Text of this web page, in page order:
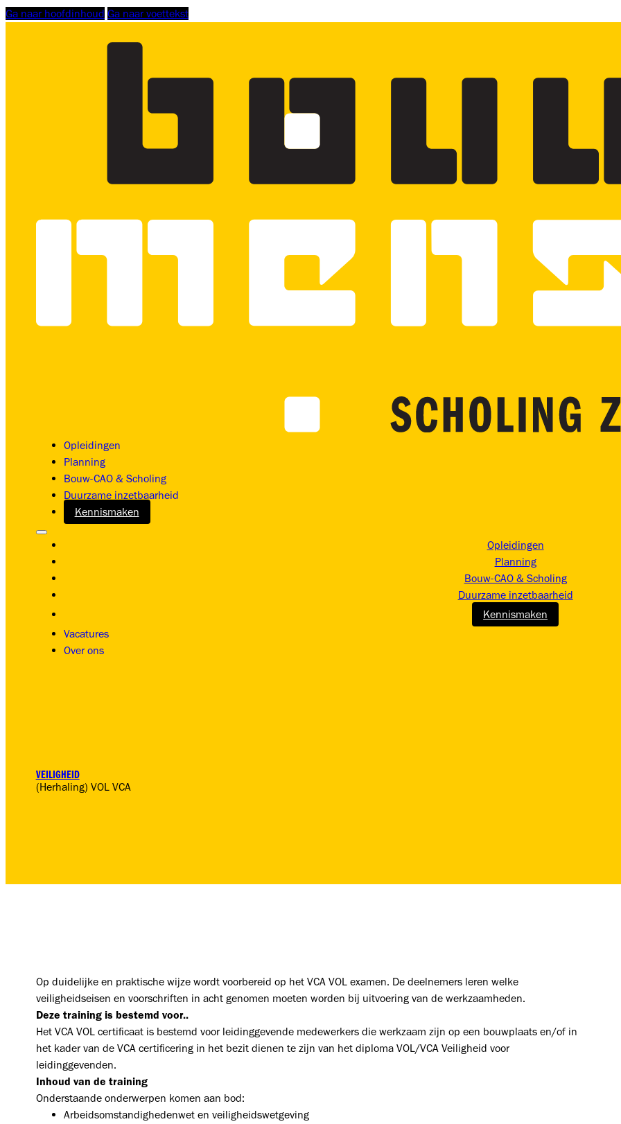
Ga naar hoofdinhoud Ga naar voettekst
Opleidingen
Planning
Bouw-CAO & Scholing
Duurzame inzetbaarheid
Kennismaken
Opleidingen
Planning
Bouw-CAO & Scholing
Duurzame inzetbaarheid
Kennismaken
Vacatures
Over ons
VEILIGHEID
(Herhaling) VOL VCA
Op duidelijke en praktische wijze wordt voorbereid op het VCA VOL examen. De deelnemers leren welke
veiligheidseisen en voorschriften in acht genomen moeten worden bij uitvoering van de werkzaamheden.
Deze training is bestemd voor..
Het VCA VOL certificaat is bestemd voor leidinggevende medewerkers die werkzaam zijn op een bouwplaats en/of in
het kader van de VCA certificering in het bezit dienen te zijn van het diploma VOL/VCA Veiligheid voor
leidinggevenden.
Inhoud van de training
Onderstaande onderwerpen komen aan bod:
Arbeidsomstandighedenwet en veiligheidswetgeving